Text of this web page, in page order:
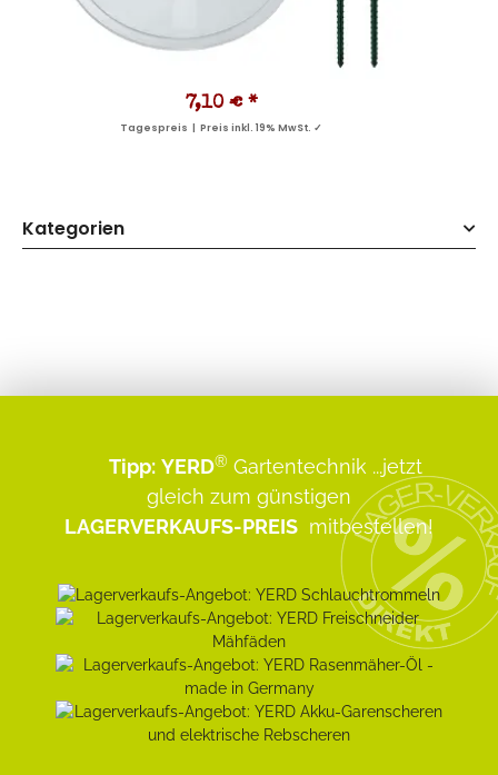
7,10 € *
Tagespreis | Preis inkl. 19% MwSt. ✓
Kategorien
Tipp: YERD® Gartentechnik ...jetzt
gleich zum günstigen
LAGERVERKAUFS-PREIS mitbestellen!